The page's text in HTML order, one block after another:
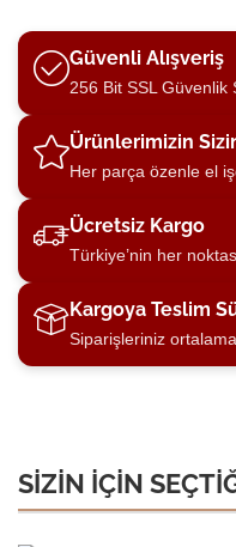
Güvenli Alışveriş
256 Bit SSL Güvenlik
Ürünlerimizin
Her parça özenle el
Ücretsiz Kargo
Türkiye’nin her
Kargoya Teslim
Siparişleriniz
SİZİN İÇİN